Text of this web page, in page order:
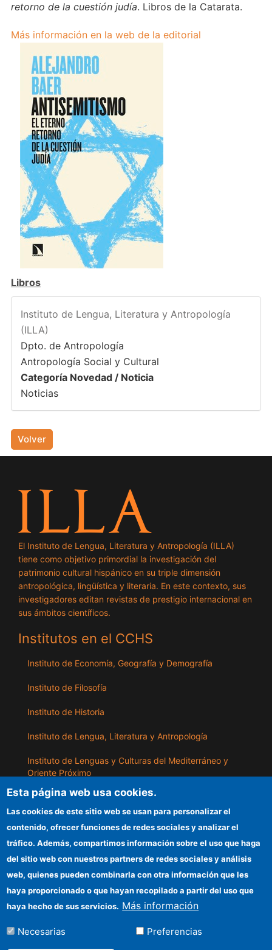
retorno de la cuestión judía. Libros de la Catarata.
Más información en la web de la editorial
Libros
Instituto de Lengua, Literatura y Antropología
(ILLA)
Dpto. de Antropología
Antropología Social y Cultural
Categoría Novedad / Noticia
Noticias
Volver
El Instituto de Lengua, Literatura y Antropología (ILLA)
tiene como objetivo primordial la investigación del
patrimonio cultural hispánico en su triple dimensión
antropológica, lingüística y literaria. En este contexto, sus
investigadores editan revistas de prestigio internacional en
sus ámbitos científicos.
Institutos en el CCHS
Instituto de Economía, Geografía y Demografía
Instituto de Filosofía
Instituto de Historia
Instituto de Lengua, Literatura y Antropología
Instituto de Lenguas y Culturas del Mediterráneo y
Oriente Próximo
Instituto de Políticas y Bienes Públicos
ILLA
Sede electrónica CSIC
Información para proveedores
Organismos financiadores
Cómo llegar
Esta página web usa cookies.
Las cookies de este sitio web se usan para personalizar el
contenido, ofrecer funciones de redes sociales y analizar el
tráfico. Además, compartimos información sobre el uso que haga
del sitio web con nuestros partners de redes sociales y análisis
web, quienes pueden combinarla con otra información que les
haya proporcionado o que hayan recopilado a partir del uso que
haya hecho de sus servicios. Más información
Necesarias Preferencias